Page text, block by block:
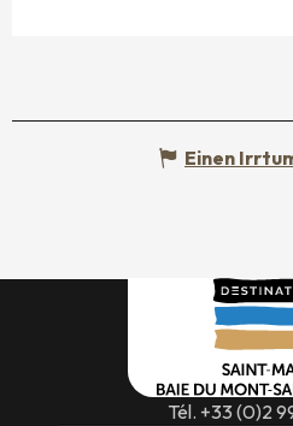
Einen
Tél. +33 (0)2